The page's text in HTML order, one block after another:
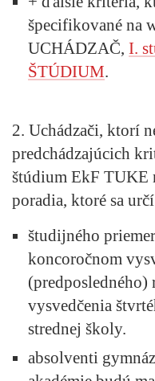
špecifikované na
UCHÁDZAČ, I.
ŠTÚDIUM.
2. Uchádzači, ktorí
predchádzajúcich
štúdium EkF TUKE
poradia, ktoré sa
študijného
koncoročnom
(predposledného)
vysvedčenia
strednej školy.
absolventi